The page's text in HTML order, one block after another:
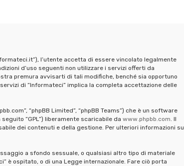
l’utente accetta di essere vincolato legalmente
d’uso seguenti non utilizzare i servizi offerti da
premura avvisarti di tali modifiche, benché sia opportuno
di “Informateci” implica la completa accettazione delle
“phpBB Limited”, “phpBB Teams”) che è un software
seguito “GPL”) liberamente scaricabile da www.phpbb.com. Il
dei contenuti e della gestione. Per ulteriori informazioni su
a sfondo sessuale, o qualsiasi altro tipo di materiale
è ospitato, o di una Legge internazionale. Fare ciò porta